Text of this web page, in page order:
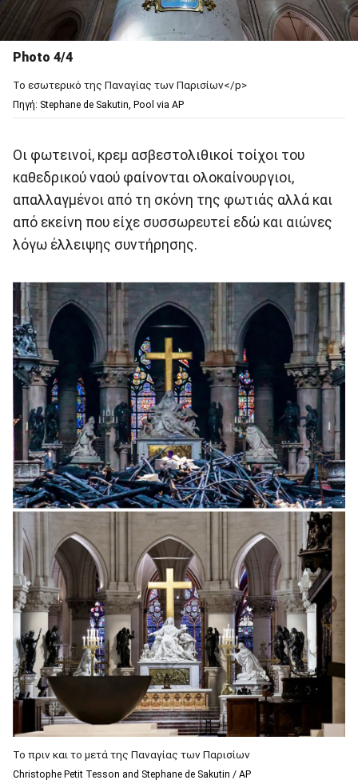
Photo 4/4
To εσωτερικό της Παναγίας των Παρισίων</p>
Πηγή: Stephane de Sakutin, Pool via AP
Οι φωτεινοί, κρεμ ασβεστολιθικοί τοίχοι του
καθεδρικού ναού φαίνονται ολοκαίνουργιοι,
απαλλαγμένοι από τη σκόνη της φωτιάς αλλά και
από εκείνη που είχε συσσωρευτεί εδώ και αιώνες
λόγω έλλειψης συντήρησης.
Το πριν και το μετά της Παναγίας των Παρισίων
Christophe Petit Tesson and Stephane de Sakutin / AP